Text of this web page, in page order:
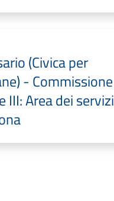
(Civica per
- Commissione
III: Area dei servizi